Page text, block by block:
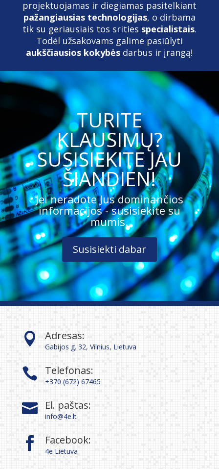
projektuojamas ir diegiamas pasitelkiant
pažangiausias technologijas, o dirbama
tik su geriausiais tos srities specialistais.
Todėl užsakovams galime pasiūlyti
aukščiausios kokybės darbus ir įrangą!
TURITE
KLAUSIMŲ?
SUSISIEKITE JAU
ŠIANDIEN!
Jei neradote Jus dominančios
informacijos - susisiekite su
mumis.
Susisiekti dabar
 Adresas:
Gabijos g. 32, Vilnius, Lietuva
 Telefonas:
+370 (672) 67465
 El. paštas:
info@4e.lt
 Facebook:
4e Lietuva